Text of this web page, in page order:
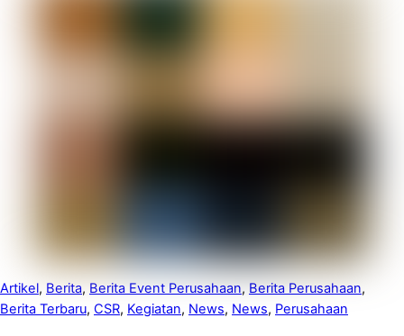
Artikel, Berita, Berita Event Perusahaan, Berita Perusahaan,
Berita Terbaru, CSR, Kegiatan, News, News, Perusahaan